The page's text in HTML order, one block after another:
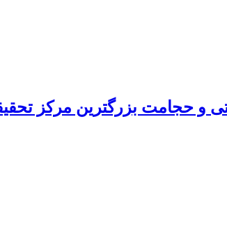
حجامت بزرگترين مركز